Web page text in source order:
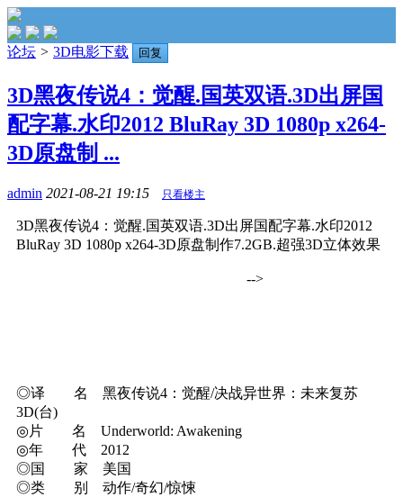
论坛 > 3D电影下载 回复
3D黑夜传说4：觉醒.国英双语.3D出屏国
配字幕.水印2012 BluRay 3D 1080p x264-
3D原盘制 ...
admin 2021-08-21 19:15 只看楼主
3D黑夜传说4：觉醒.国英双语.3D出屏国配字幕.水印2012
BluRay 3D 1080p x264-3D原盘制作7.2GB.超强3D立体效果
-->
◎译 名 黑夜传说4：觉醒/决战异世界：未来复苏
3D(台)
◎片 名 Underworld: Awakening
◎年 代 2012
◎国 家 美国
◎类 别 动作/奇幻/惊悚